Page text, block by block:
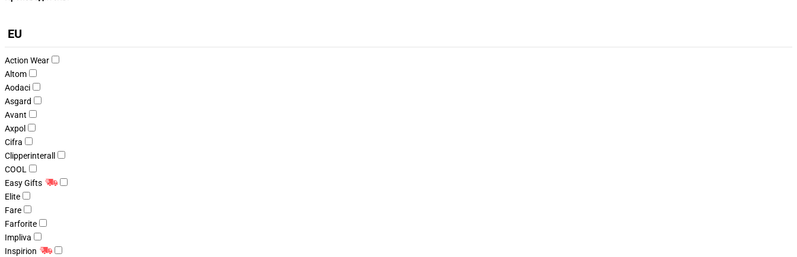
EU
Action Wear
Altom
Aodaci
Asgard
Avant
Axpol
Cifra
Clipperinterall
COOL
Easy Gifts
Elite
Fare
Farforite
Impliva
Inspirion